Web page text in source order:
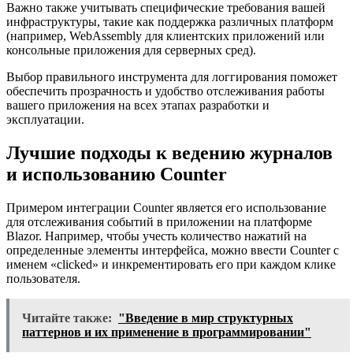
Важно также учитывать специфические требования вашей
инфраструктуры, такие как поддержка различных платформ
(например, WebAssembly для клиентских приложений или
консольные приложения для серверных сред).
Выбор правильного инструмента для логгирования поможет
обеспечить прозрачность и удобство отслеживания работы
вашего приложения на всех этапах разработки и
эксплуатации.
Лучшие подходы к ведению журналов
и использованию Counter
Примером интеграции Counter является его использование
для отслеживания событий в приложении на платформе
Blazor. Например, чтобы учесть количество нажатий на
определенные элементы интерфейса, можно ввести Counter с
именем «clicked» и инкрементировать его при каждом клике
пользователя.
Читайте также: "Введение в мир структурных
паттернов и их применение в программировании"